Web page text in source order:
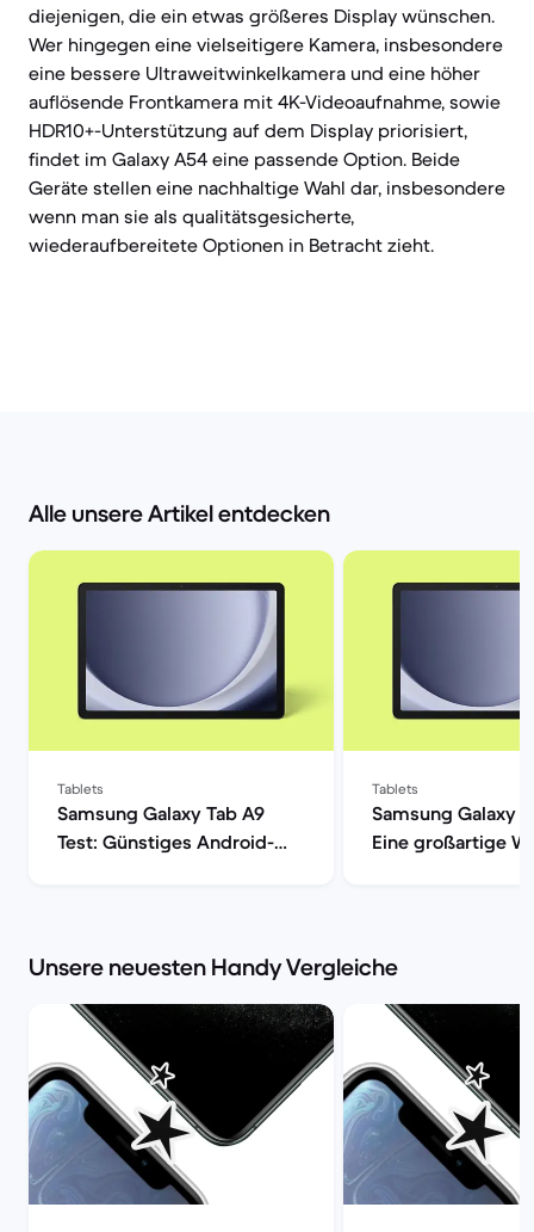
diejenigen, die ein etwas größeres Display wünschen.
Wer hingegen eine vielseitigere Kamera, insbesondere
eine bessere Ultraweitwinkelkamera und eine höher
auflösende Frontkamera mit 4K-Videoaufnahme, sowie
HDR10+-Unterstützung auf dem Display priorisiert,
findet im Galaxy A54 eine passende Option. Beide
Geräte stellen eine nachhaltige Wahl dar, insbesondere
wenn man sie als qualitätsgesicherte,
wiederaufbereitete Optionen in Betracht zieht.
Alle unsere Artikel entdecken
Tablets
Samsung Galaxy Tab A9
Test: Günstiges Android-
Tablets
Samsung Galaxy
Eine großartige
Unsere neuesten Handy Vergleiche